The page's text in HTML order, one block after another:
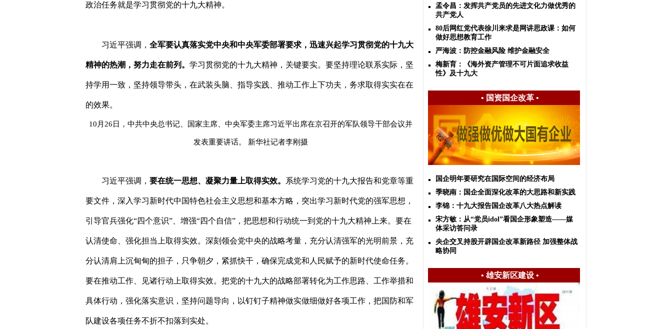
政治任务就是学习贯彻党的十九大精神。
习近平强调， 全军要认真落实党中央和中央军委部署要求，迅速兴起学习贯彻党的十九大
精神的热潮，努力走在前列。 学习贯彻党的十九大精神，关键要实。要坚持理论联系实际，坚
持学用一致，坚持领导带头，在武装头脑、指导实践、推动工作上下功夫，务求取得实实在在
的效果。
10 月 26 日，中共中央总书记、国家主席、中央军委主席习近平出席在京召开的军队领导干部会议并
发表重要讲话。 新华社记者李刚摄
习近平强调， 要在统一思想、凝聚力量上取得实效。 系统学习党的十九大报告和党章等重
要文件，深入学习新时代中国特色社会主义思想和基本方略，突出学习新时代党的强军思想，
引导官兵强化“四个意识” 、增强“四个自信” ，把思想和行动统一到党的十九大精神上来。要在
认清使命、强化担当上取得实效。深刻领会党中央的战略考量，充分认清强军的光明前景，充
分认清肩上沉甸甸的担子，只争朝夕，紧抓快干，确保完成党和人民赋予的新时代使命任务。
要在推动工作、见诸行动上取得实效。把党的十九大的战略部署转化为工作思路、工作举措和
具体行动，强化落实意识，坚持问题导向，以钉钉子精神做实做细做好各项工作，把国防和军
队建设各项任务不折不扣落到实处。
孟令昌：发挥共产党员的先进文化力做优秀的
共产党人
80后网红党代表徐川来求是网讲思政课：如何
做好思想教育工作
严海波：防控金融风险 维护金融安全
梅新育：《海外资产管理不可片面追求收益
性》及十九大
• 国资国企改革•
国企明年要研究在国际空间的经济布局
季晓南：国企全面深化改革的大思路和新实践
李锦：十九大报告国企改革八大热点解读
宋方敏：从“党员idol”看国企形象塑造——媒
体采访答问录
央企交叉持股开辟国企改革新路径 加强整体战
略协同
• 雄安新区建设•